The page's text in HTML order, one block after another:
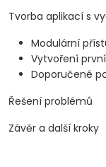
Tvorba aplikací s
Modulární
Vytvoření
Doporučené
Řešení problémů
Závěr a další kroky